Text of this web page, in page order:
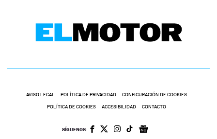
AVISO LEGAL POLÍTICA DE PRIVACIDAD CONFIGURACIÓN DE COOKIES
POLÍTICA DE COOKIES ACCESIBILIDAD CONTACTO
SÍGUENOS: